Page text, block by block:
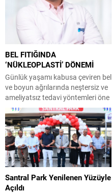
BEL FITIĞINDA
‘NÜKLEOPLASTİ’ DÖNEMİ
Günlük yaşamı kabusa çeviren bel
ve boyun ağrılarında neştersiz ve
ameliyatsız tedavi yöntemleri öne
çıkıyor. Özel Medicabil Sağlık
Grubu Nilüfer Hastanesi Beyin ve
Sinir Cerrahisi Uzmanı Op. Dr.
Semih Çelik halk arasında yaygın
olarak görülen hafif ve orta
dereceli disk fıtıklaşmalarında
“Nükleoplasti” yönteminin yüz
güldüren sonuçlar verdiğini
belirtti. Modern çağın...
Santral Park Yenilenen Yüzüyle
Açıldı